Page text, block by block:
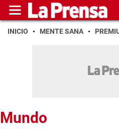
INICIO MENTE SANA
Mundo